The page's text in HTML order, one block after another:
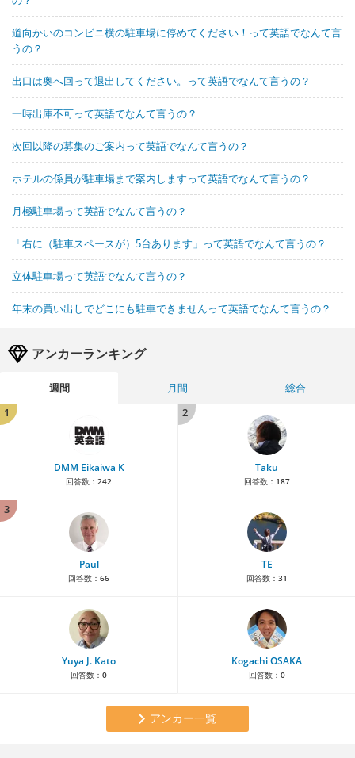
道向かいのコンビニ横の駐車場に停めてください！って英語でなんて言
うの？
出口は奥へ回って退出してください。って英語でなんて言うの？
一時出庫不可って英語でなんて言うの？
次回以降の募集のご案内って英語でなんて言うの？
ホテルの係員が駐車場まで案内しますって英語でなんて言うの？
月極駐車場って英語でなんて言うの？
「右に（駐車スペースが）5台あります」って英語でなんて言うの？
立体駐車場って英語でなんて言うの？
年末の買い出しでどこにも駐車できませんって英語でなんて言うの？
アンカーランキング
週間 月間
総合
1
DMM Eikaiwa K
回答数： 242
2
Taku
回答数： 187
3
Paul
回答数： 66
TE
回答数： 31
Yuya J. Kato
回答数： 0
Kogachi OSAKA
回答数： 0
アンカー一覧